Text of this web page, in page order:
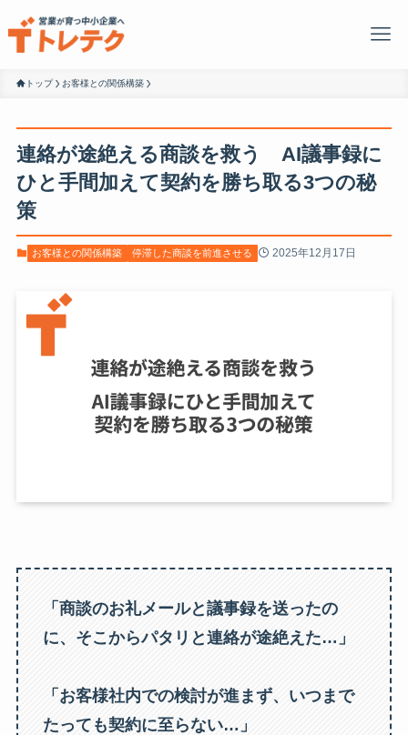
トップ お客様との関係構築
連絡が途絶える商談を救う AI議事録に
ひと手間加えて契約を勝ち取る3つの秘
策
お客様との関係構築 停滞した商談を前進させる 2025年12月17日
「商談のお礼メールと議事録を送ったの
に、そこからパタリと連絡が途絶えた…」
「お客様社内での検討が進まず、いつまで
たっても契約に至らない…」